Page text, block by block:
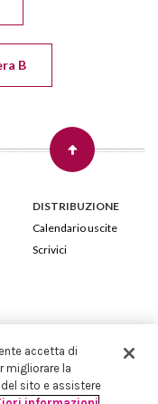
B
DISTRIBUZIONE
Calendario uscite
Scrivici
Nero, 84 - 20135 Milano
Sociale 258.250 €
accetta di
migliorare la
sito e assistere